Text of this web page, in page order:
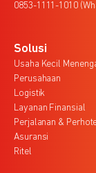
0853-1111-1010
Solusi
Usaha Kecil
Perusahaan
Logistik
Layanan Finansial
Perjalanan &
Asuransi
Ritel